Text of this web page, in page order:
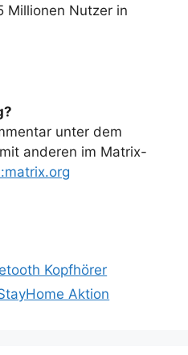
Millionen Nutzer in
unter dem
anderen im Matrix-
Kopfhörer
Aktion